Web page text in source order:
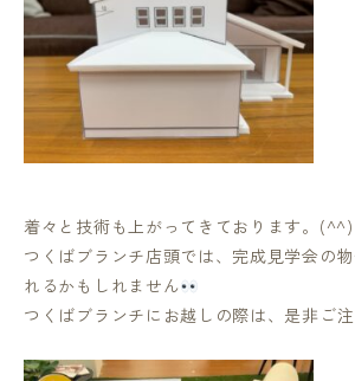
着々と技術も上がってきております。(^^)
つくばブランチ店頭では、完成見学会の
れるかもしれません
つくばブランチにお越しの際は、是非ご注